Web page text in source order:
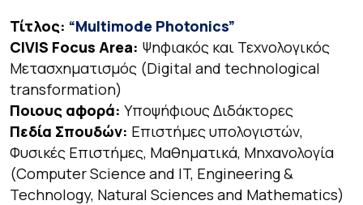
Τίτλος: “Multimode Photonics”
CIVIS Focus Area: Ψηφιακός και Τεχνολογικός
Μετασχηματισμός (Digital and technological
transformation)
Ποιους αφορά: Υποψήφιους Διδάκτορες
Πεδία Σπουδών: Επιστήμες υπολογιστών,
Φυσικές Επιστήμες, Μαθηματικά, Μηχανολογία
(Computer Science and IT, Engineering &
Technology, Natural Sciences and Mathematics)